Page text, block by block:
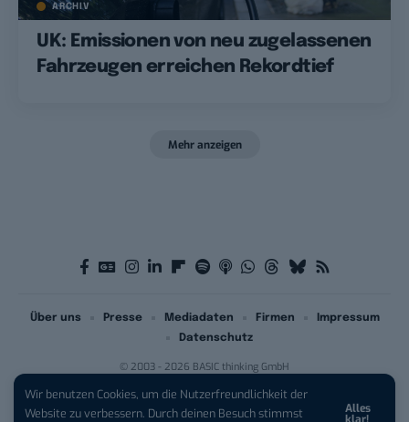
Wir benutzen Cookies, um die Nutzerfreundlichkeit der
Website zu verbessern. Durch deinen Besuch stimmst
Alles
klar!
ARCHIV
UK: Emissionen von neu zugelassenen
Fahrzeugen erreichen Rekordtief
Mehr anzeigen
© 2003 - 2026 BASIC thinking GmbH
Über uns Presse Mediadaten Firmen
Impressum
Datenschutz
iPhone 17 Pro sichern:Für 1 € +